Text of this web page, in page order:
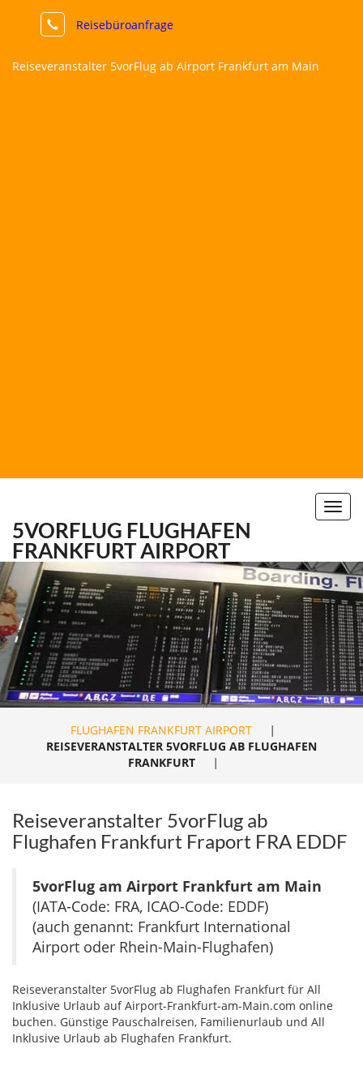
Reisebüroanfrage
Reiseveranstalter 5vorFlug ab Airport Frankfurt am Main
5VORFLUG FLUGHAFEN
FRANKFURT AIRPORT
FLUGHAFEN FRANKFURT AIRPORT
|
REISEVERANSTALTER 5VORFLUG AB FLUGHAFEN
FRANKFURT
|
Reiseveranstalter 5vorFlug ab
Flughafen Frankfurt Fraport FRA EDDF
5vorFlug am Airport Frankfurt am Main
(IATA-Code: FRA, ICAO-Code: EDDF)
(auch genannt: Frankfurt International
Airport oder Rhein-Main-Flughafen)
Reiseveranstalter 5vorFlug ab Flughafen Frankfurt für All
Inklusive Urlaub auf Airport-Frankfurt-am-Main.com online
buchen. Günstige Pauschalreisen, Familienurlaub und All
Inklusive Urlaub ab Flughafen Frankfurt.